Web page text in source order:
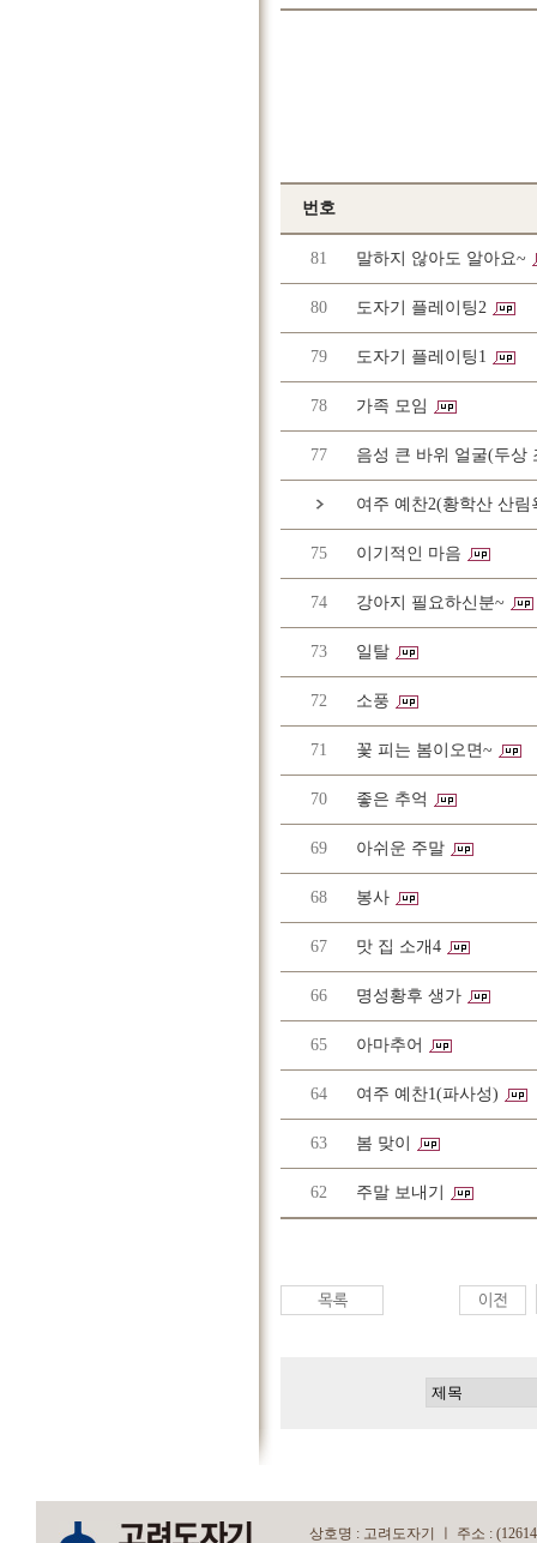
번호
81 말하지 않아도 알아요~
80 도자기 플레이팅2
79 도자기 플레이팅1
78 가족 모임
77 음성 큰 바위 얼굴(두상
여주 예찬2(황학산 산림
75 이기적인 마음
74 강아지 필요하신분~
73 일탈
72 소풍
71 꽃 피는 봄이오면~
70 좋은 추억
69 아쉬운 주말
68 봉사
67 맛 집 소개4
66 명성황후 생가
65 아마추어
64 여주 예찬1(파사성)
63 봄 맞이
62 주말 보내기
상호명 : 고려도자기 ㅣ 주소 :